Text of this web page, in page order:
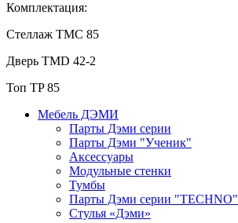
Комплектация:
Стеллаж TMC 85
Дверь TMD 42-2
Топ TP 85
Мебель ДЭМИ
Парты Дэми серии
Парты Дэми "Ученик"
Аксессуары
Модульные стенки
Тумбы
Парты Дэми серии "TECHNO"
Стулья «Дэми»